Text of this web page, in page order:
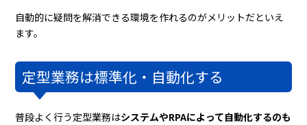
自動的に疑問を解消できる環境を作れるのがメリットだといえ
ます。
定型業務は標準化・自動化する
普段よく行う定型業務はシステムやRPAによって自動化するのも